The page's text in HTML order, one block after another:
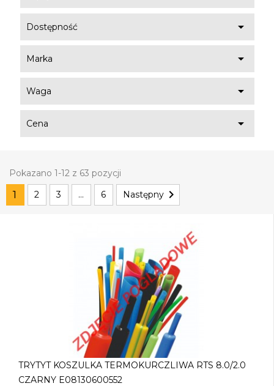
Dostępność 
Marka 
Waga 
Cena 
Pokazano 1-12 z 63 pozycji
1 2 3 … 6 Następny 
TRYTYT KOSZULKA TERMOKURCZLIWA RTS 8.0/2.0
CZARNY E08130600552